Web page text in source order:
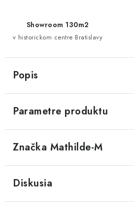
Showroom 130m2
v historickom centre Bratislavy
Popis
Parametre produktu
Značka Mathilde-M
Diskusia